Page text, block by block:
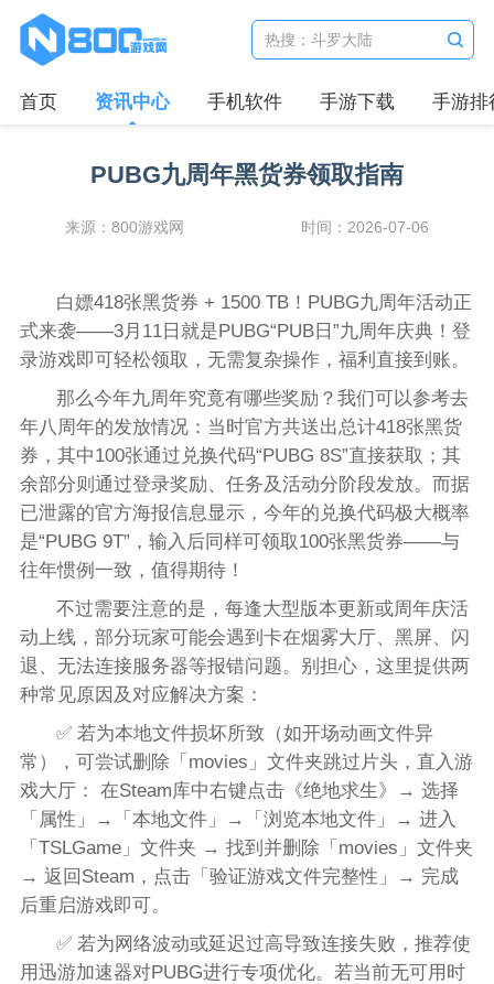
首页 资讯中心 手机软件 手游下载 手游排
PUBG九周年黑货券领取指南
来源：800游戏网 时间：2026-07-06
白嫖418张黑货券 + 1500 TB！PUBG九周年活动正
式来袭——3月11日就是PUBG“PUB日”九周年庆典！登
录游戏即可轻松领取，无需复杂操作，福利直接到账。
那么今年九周年究竟有哪些奖励？我们可以参考去
年八周年的发放情况：当时官方共送出总计418张黑货
券，其中100张通过兑换代码“PUBG 8S”直接获取；其
余部分则通过登录奖励、任务及活动分阶段发放。而据
已泄露的官方海报信息显示，今年的兑换代码极大概率
是“PUBG 9T”，输入后同样可领取100张黑货券——与
往年惯例一致，值得期待！
不过需要注意的是，每逢大型版本更新或周年庆活
动上线，部分玩家可能会遇到卡在烟雾大厅、黑屏、闪
退、无法连接服务器等报错问题。别担心，这里提供两
种常见原因及对应解决方案：
✅ 若为本地文件损坏所致（如开场动画文件异
常），可尝试删除「movies」文件夹跳过片头，直入游
戏大厅： 在Steam库中右键点击《绝地求生》→ 选择
「属性」→「本地文件」→「浏览本地文件」→ 进入
「TSLGame」文件夹 → 找到并删除「movies」文件夹
→ 返回Steam，点击「验证游戏文件完整性」→ 完成
后重启游戏即可。
✅ 若为网络波动或延迟过高导致连接失败，推荐使
用迅游加速器对PUBG进行专项优化。若当前无可用时